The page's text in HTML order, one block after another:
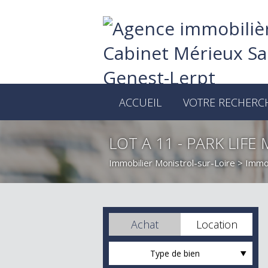
ACCUEIL VOTRE
LOT A 11 - PARK LIFE
Immobilier Monistrol-sur-Loire >
Achat Location
Type de bien